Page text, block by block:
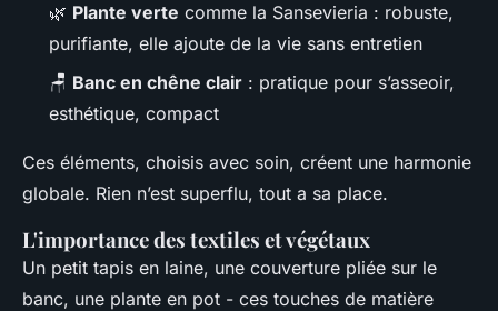
🌿 Plante verte comme la Sansevieria : robuste,
purifiante, elle ajoute de la vie sans entretien
🪑 Banc en chêne clair : pratique pour s’asseoir,
esthétique, compact
Ces éléments, choisis avec soin, créent une harmonie
globale. Rien n’est superflu, tout a sa place.
L'importance des textiles et végétaux
Un petit tapis en laine, une couverture pliée sur le
banc, une plante en pot - ces touches de matière